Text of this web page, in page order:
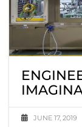
JUNE 17, 2019